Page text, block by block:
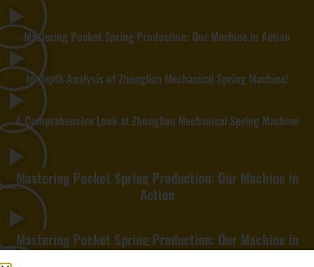
Mastering Pocket Spring Production: Our Machine in Action
In-depth Analysis of Zhonglian Mechanical Spring Machine!
A Comprehensive Look at Zhonglian Mechanical Spring Machine
Mastering Pocket Spring Production: Our Machine in
Action
Mastering Pocket Spring Production: Our Machine in
Action